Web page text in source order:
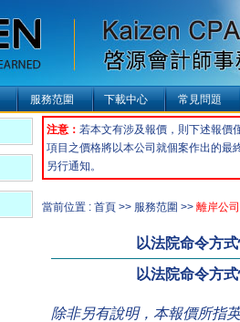
服務范圍 下載中心 常見問題
注意： 若本文有涉及報價，則下述報價
項目之價格將以本公司就個案作出的最
另行通知。
當前位置 : 首頁 >> 服務范圍 >> 離岸公
以法院命令方
以法院命令方
除非另有說明，本報價所指